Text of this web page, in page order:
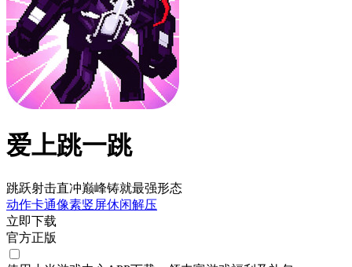
爱上跳一跳
跳跃射击直冲巅峰铸就最强形态
动作卡通像素竖屏休闲解压
立即下载
官方正版